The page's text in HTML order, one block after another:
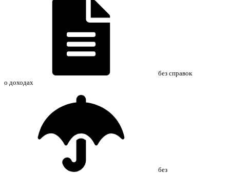
без справок
о доходах
без